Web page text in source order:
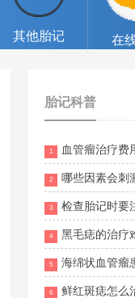
其他胎记 在
胎记科普
1 血管瘤治疗费用是多少？和瘤
2 哪些因素会刺激胎记
3 检查胎记时要注意什
4 黑毛痣的治疗难度
5 海绵状血管瘤患者的症
6 鲜红斑痣怎么治疗